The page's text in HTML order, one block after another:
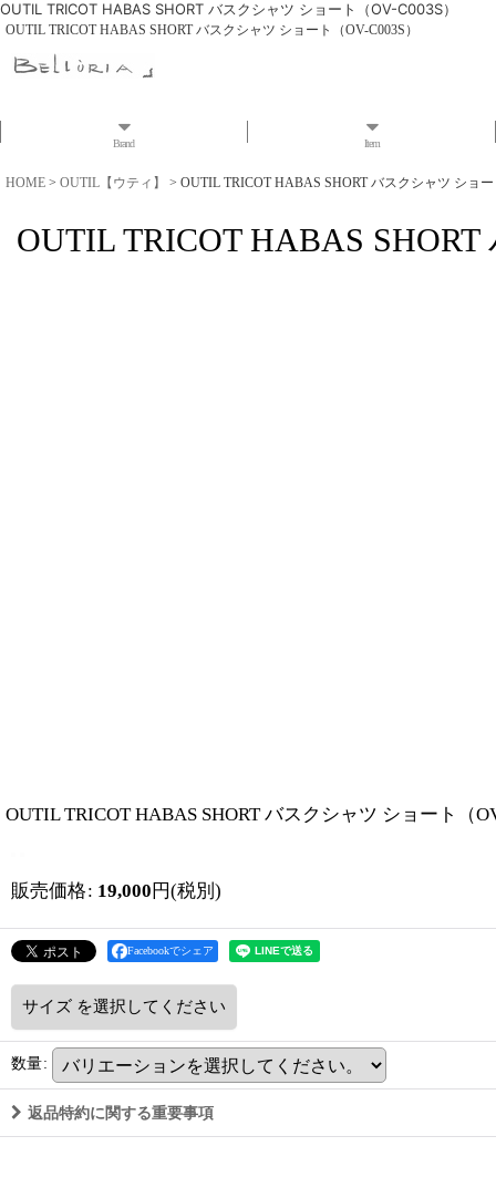
OUTIL TRICOT HABAS SHORT バスクシャツ ショート（OV-C003S）
OUTIL TRICOT HABAS SHORT バスクシャツ ショート（OV-C003S）
Brand Item
HOME > OUTIL【ウティ】 > OUTIL TRICOT HABAS SHORT バスクシャツ ショ
OUTIL TRICOT HABAS
OUTIL TRICOT HABAS SHORT バスクシャツ ショート（
販売価格: 19,000 円(税別)
Facebookでシェア
サイズ を選択してください
数量:
返品特約に関する重要事項